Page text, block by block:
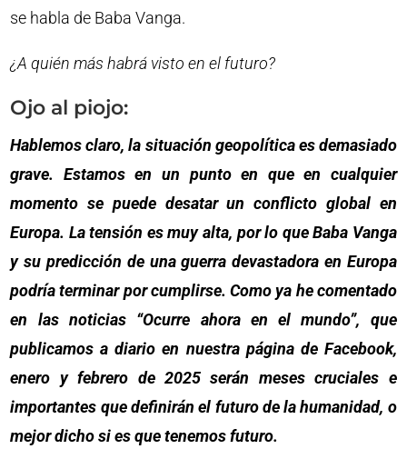
se habla de Baba Vanga.
¿A quién más habrá visto en el futuro?
Ojo al piojo:
Hablemos claro, la situación geopolítica es demasiado
grave. Estamos en un punto en que en cualquier
momento se puede desatar un conflicto global en
Europa. La tensión es muy alta, por lo que Baba Vanga
y su predicción de una guerra devastadora en Europa
podría terminar por cumplirse. Como ya he comentado
en las noticias “Ocurre ahora en el mundo”, que
publicamos a diario en nuestra página de Facebook,
enero y febrero de 2025 serán meses cruciales e
importantes que definirán el futuro de la humanidad, o
mejor dicho si es que tenemos futuro.